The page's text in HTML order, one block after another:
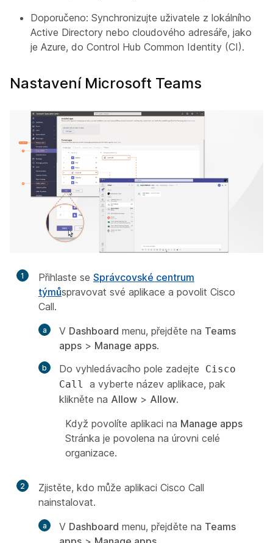
Doporučeno: Synchronizujte uživatele z lokálního
Active Directory nebo cloudového adresáře, jako
je Azure, do Control Hub Common Identity (CI).
Nastavení Microsoft Teams
1 Přihlaste se Správcovské centrum
týmůspravovat své aplikace a povolit Cisco
Call.
V Dashboard menu, přejděte na Teams
apps > Manage apps.
Do vyhledávacího pole zadejte
Cisco
Call
a vyberte název aplikace, pak
klikněte na Allow > Allow.
Když povolíte aplikaci na Manage apps
Stránka je povolena na úrovni celé
organizace.
2
Zjistěte, kdo může aplikaci Cisco Call
nainstalovat.
V Dashboard menu, přejděte na Teams